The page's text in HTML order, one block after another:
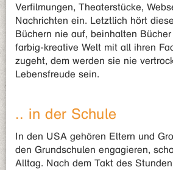
Verfilmungen, Theaterstücke,
Nachrichten ein. Letztlich hört
Büchern nie auf, beinhalten
farbig-kreative Welt mit all ihren
zugeht, dem werden sie nie
Lebensfreude sein.
.. in der Schule
In den USA gehören Eltern und
den Grundschulen engagieren,
Alltag. Nach dem Takt des